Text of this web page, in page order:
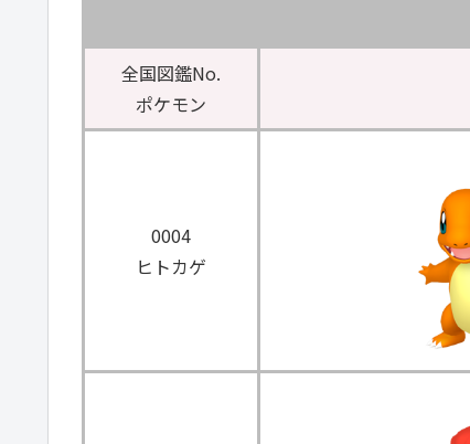
全国図鑑No.
ポケモン
0004
ヒトカゲ